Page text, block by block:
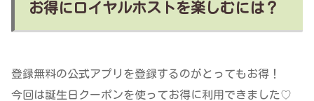
お得にロイヤルホストを楽しむには？
登録無料の公式アプリを登録するのがとってもお得！
今回は誕生日クーポンを使ってお得に利用できました♡